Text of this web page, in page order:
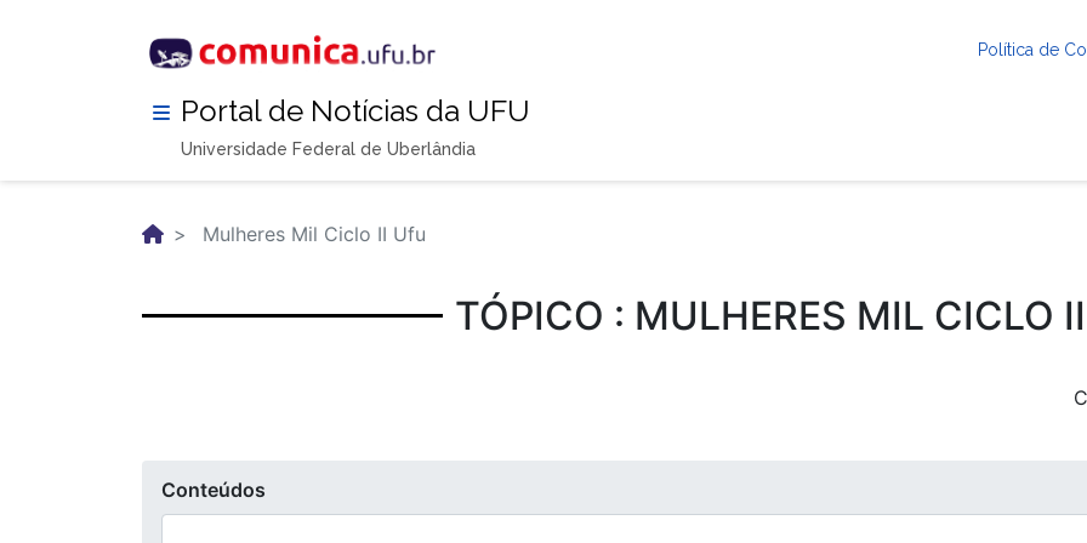
Política de
Portal de Notícias da UFU
Universidade Federal de Uberlândia
Mulheres Mil Ciclo II Ufu
TÓPICO : MULHERES MIL CICLO
Conteúdos